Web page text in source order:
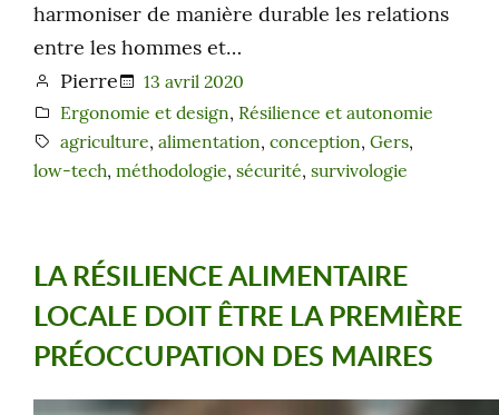
harmoniser de manière durable les relations
entre les hommes et…
Pierre
13 avril 2020
Ergonomie et design, Résilience et autonomie
agriculture, alimentation, conception, Gers,
low-tech, méthodologie, sécurité, survivologie
LA RÉSILIENCE ALIMENTAIRE
LOCALE DOIT ÊTRE LA PREMIÈRE
PRÉOCCUPATION DES MAIRES